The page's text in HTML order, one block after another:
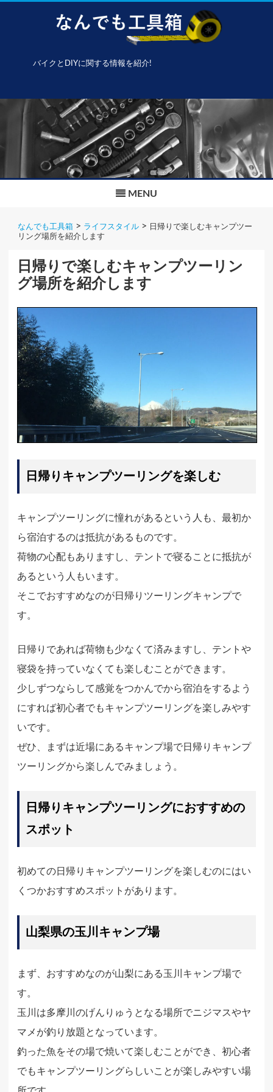
バイクとDIYに関する情報を紹介!
Skip
to
content
MENU
なんでも工具箱 > ライフスタイル >
日帰りで楽しむキャンプツー
リング場所を紹介します
日帰りで楽しむキャンプツーリン
グ場所を紹介します
日帰りキャンプツーリングを楽しむ
キャンプツーリングに憧れがあるという人も、最初か
ら宿泊するのは抵抗があるものです。
荷物の心配もありますし、テントで寝ることに抵抗が
あるという人もいます。
そこでおすすめなのが日帰りツーリングキャンプで
す。
日帰りであれば荷物も少なくて済みますし、テントや
寝袋を持っていなくても楽しむことができます。
少しずつならして感覚をつかんでから宿泊をするよう
にすれば初心者でもキャンプツーリングを楽しみやす
いです。
ぜひ、まずは近場にあるキャンプ場で日帰りキャンプ
ツーリングから楽しんでみましょう。
日帰りキャンプツーリングにおすすめの
スポット
初めての日帰りキャンプツーリングを楽しむのにはい
くつかおすすめスポットがあります。
山梨県の玉川キャンプ場
まず、おすすめなのが山梨にある玉川キャンプ場で
す。
玉川は多摩川のげんりゅうとなる場所でニジマスやヤ
マメが釣り放題となっています。
釣った魚をその場で焼いて楽しむことができ、初心者
でもキャンプツーリングらしいことが楽しみやすい場